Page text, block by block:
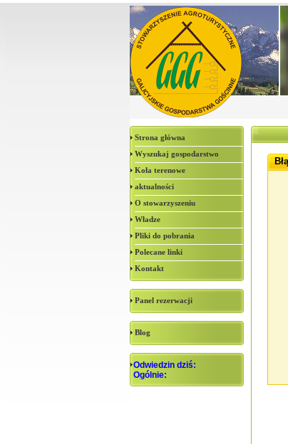
Strona główna
Wyszukaj gospodarstwo
Koła terenowe
aktualności
O stowarzyszeniu
Władze
Pliki do pobrania
Polecane linki
Kontakt
Panel rezerwacji
Blog
Odwiedzin dziś:
Ogólnie: